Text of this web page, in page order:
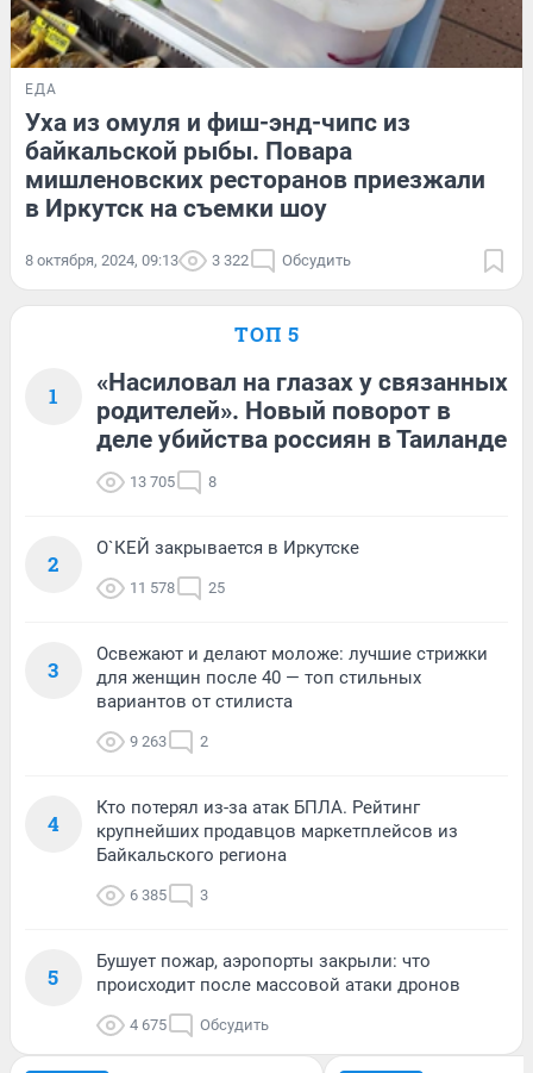
ЕДА
Уха из омуля и фиш-энд-чипс из
байкальской рыбы. Повара
мишленовских ресторанов приезжали
в Иркутск на съемки шоу
8 октября, 2024, 09:13 3 322 Обсудить
ТОП 5
1
«Насиловал на глазах у связанных
родителей». Новый поворот в
деле убийства россиян в Таиланде
13 705 8
2
О`КЕЙ закрывается в Иркутске
11 578 25
3
Освежают и делают моложе: лучшие стрижки
для женщин после 40 — топ стильных
вариантов от стилиста
9 263 2
4
Кто потерял из-за атак БПЛА. Рейтинг
крупнейших продавцов маркетплейсов из
Байкальского региона
6 385 3
5
Бушует пожар, аэропорты закрыли: что
происходит после массовой атаки дронов
4 675 Обсудить